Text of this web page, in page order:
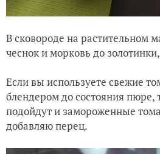
В сковороде на растительном
чеснок и морковь до
Если вы используете свежие
блендером до состояния пюре,
подойдут и замороженные
добавляю перец.